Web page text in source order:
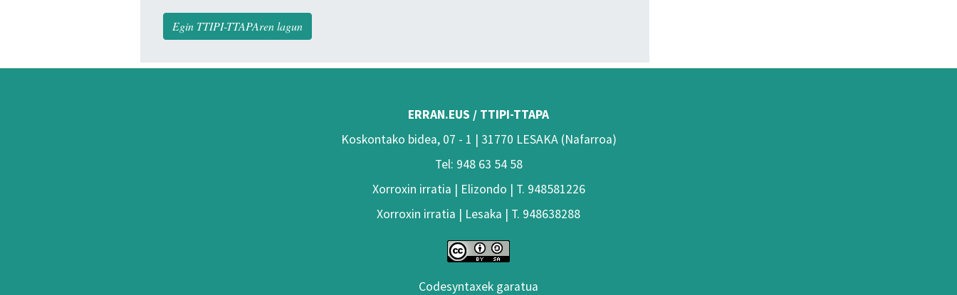
Egin TTIPI-TTAPAren lagun
ERRAN.EUS / TTIPI-TTAPA
Koskontako bidea, 07 - 1 | 31770 LESAKA (Nafarroa)
Tel: 948 63 54 58
Xorroxin irratia | Elizondo | T. 948581226
Xorroxin irratia | Lesaka | T. 948638288
Codesyntaxek garatua